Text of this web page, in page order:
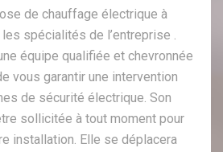
de chauffage électrique à
spécialités de l’entreprise .
équipe qualifiée et chevronnée
vous garantir une intervention
de sécurité électrique. Son
sollicitée à tout moment pour
installation. Elle se déplacera